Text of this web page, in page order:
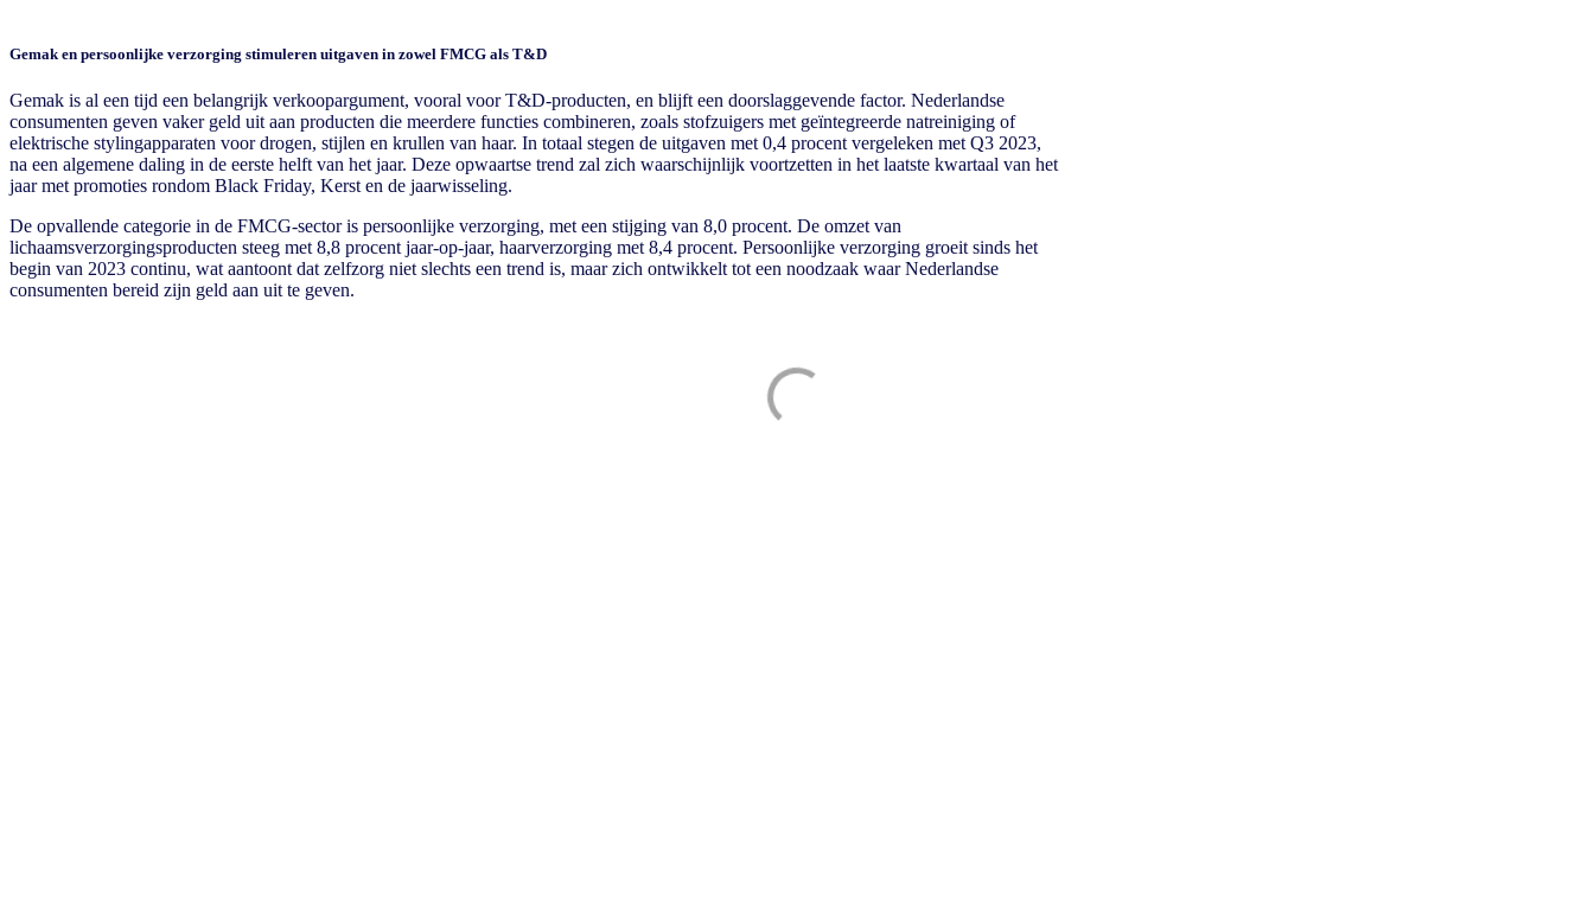
Gemak en persoonlijke verzorging stimuleren uitgaven in zowel FMCG als T&D
Gemak is al een tijd een belangrijk verkoopargument, vooral voor T&D-producten, en blijft een doorslaggevende factor. Nederlandse
consumenten geven vaker geld uit aan producten die meerdere functies combineren, zoals stofzuigers met geïntegreerde natreiniging of
elektrische stylingapparaten voor drogen, stijlen en krullen van haar. In totaal stegen de uitgaven met 0,4 procent vergeleken met Q3 2023,
na een algemene daling in de eerste helft van het jaar. Deze opwaartse trend zal zich waarschijnlijk voortzetten in het laatste kwartaal van het
jaar met promoties rondom Black Friday, Kerst en de jaarwisseling.
De opvallende categorie in de FMCG-sector is persoonlijke verzorging, met een stijging van 8,0 procent. De omzet van
lichaamsverzorgingsproducten steeg met 8,8 procent jaar-op-jaar, haarverzorging met 8,4 procent. Persoonlijke verzorging groeit sinds het
begin van 2023 continu, wat aantoont dat zelfzorg niet slechts een trend is, maar zich ontwikkelt tot een noodzaak waar Nederlandse
consumenten bereid zijn geld aan uit te geven.